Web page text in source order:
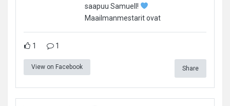
saapuu Samuell!
Maailmanmestarit ovat
1 1
View on Facebook Share